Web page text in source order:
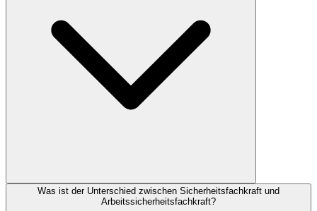
Was ist der Unterschied zwischen Sicherheitsfachkraft und